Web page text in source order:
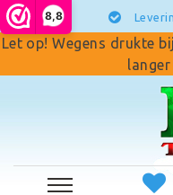
8,8
uit eigen voorraad!
Let op! Wegens drukte